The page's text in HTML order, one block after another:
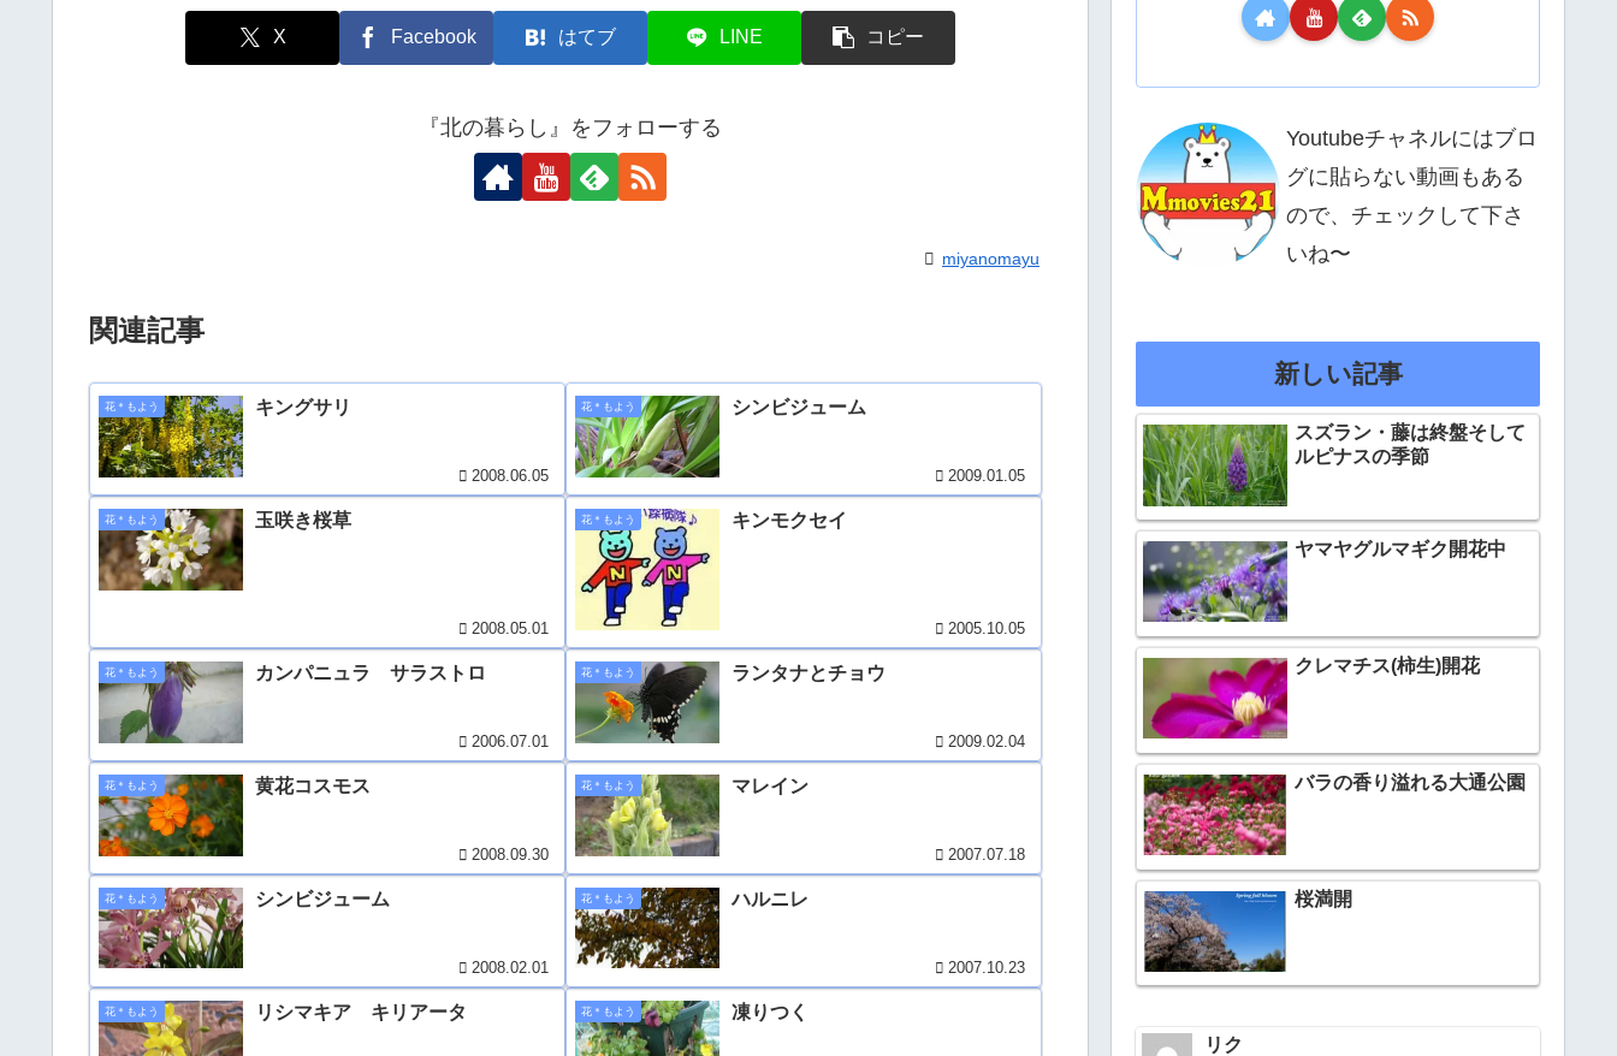
X Facebook はてブ LINE コピー
『北の暮らし』をフォローする
miyanomayu
関連記事
花＊もよう キングサリ
2008.06.05
花＊もよう シンビジューム
2009.01.05
花＊もよう 玉咲き桜草
2008.05.01
花＊もよう キンモクセイ
2005.10.05
花＊もよう カンパニュラ サラストロ
2006.07.01
花＊もよう ランタナとチョウ
2009.02.04
花＊もよう 黄花コスモス
2008.09.30
花＊もよう マレイン
2007.07.18
花＊もよう シンビジューム
2008.02.01
花＊もよう ハルニレ
2007.10.23
花＊もよう リシマキア キリアータ 花＊もよう 凍りつく
Youtubeチャネルにはブロ
グに貼らない動画もある
ので、チェックして下さ
いね〜
新しい記事
スズラン・藤は終盤そして
ルピナスの季節
ヤマヤグルマギク開花中
クレマチス(柿生)開花
バラの香り溢れる大通公園
桜満開
リク